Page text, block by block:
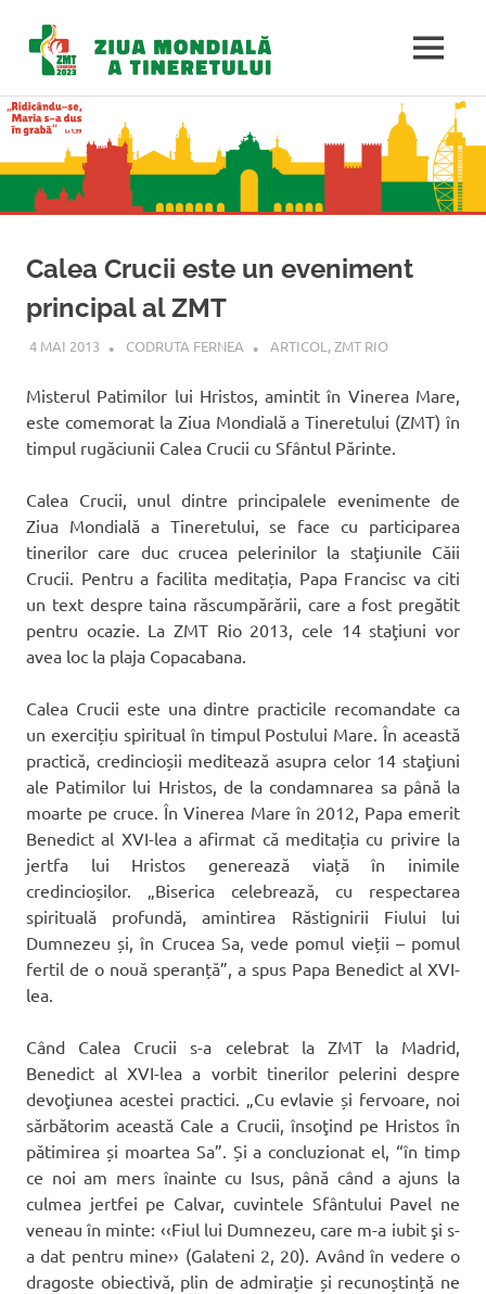
Sari
la
conținut
Mondială
a
MENU
Calea Crucii este un eveniment
principal al ZMT
4 MAI 2013 CODRUTA FERNEA ARTICOL ,ZMT RIO
Misterul Patimilor lui Hristos, amintit în Vinerea Mare,
este comemorat la Ziua Mondială a Tineretului (ZMT) în
timpul rugăciunii Calea Crucii cu Sfântul Părinte.
Calea Crucii, unul dintre principalele evenimente de
Ziua Mondială a Tineretului, se face cu participarea
tinerilor care duc crucea pelerinilor la staţiunile Căii
Crucii. Pentru a facilita meditația, Papa Francisc va citi
un text despre taina răscumpărării, care a fost pregătit
pentru ocazie. La ZMT Rio 2013, cele 14 staţiuni vor
avea loc la plaja Copacabana.
Calea Crucii este una dintre practicile recomandate ca
un exercițiu spiritual în timpul Postului Mare. În această
practică, credincioșii meditează asupra celor 14 staţiuni
ale Patimilor lui Hristos, de la condamnarea sa până la
moarte pe cruce. În Vinerea Mare în 2012, Papa emerit
Benedict al XVI-lea a afirmat că meditația cu privire la
jertfa lui Hristos generează viață în inimile
credincioșilor. „Biserica celebrează, cu respectarea
spirituală profundă, amintirea Răstignirii Fiului lui
Dumnezeu și, în Crucea Sa, vede pomul vieții – pomul
fertil de o nouă speranță”, a spus Papa Benedict al XVI-
lea.
Când Calea Crucii s-a celebrat la ZMT la Madrid,
Benedict al XVI-lea a vorbit tinerilor pelerini despre
devoţiunea acestei practici. „Cu evlavie și fervoare, noi
sărbătorim această Cale a Crucii, însoţind pe Hristos în
pătimirea și moartea Sa”. Și a concluzionat el, “în timp
ce noi am mers înainte cu Isus, până când a ajuns la
culmea jertfei pe Calvar, cuvintele Sfântului Pavel ne
veneau în minte: ‹‹Fiul lui Dumnezeu, care m-a iubit şi s-
a dat pentru mine›› (Galateni 2, 20). Având în vedere o
dragoste obiectivă, plin de admirație și recunoștință ne